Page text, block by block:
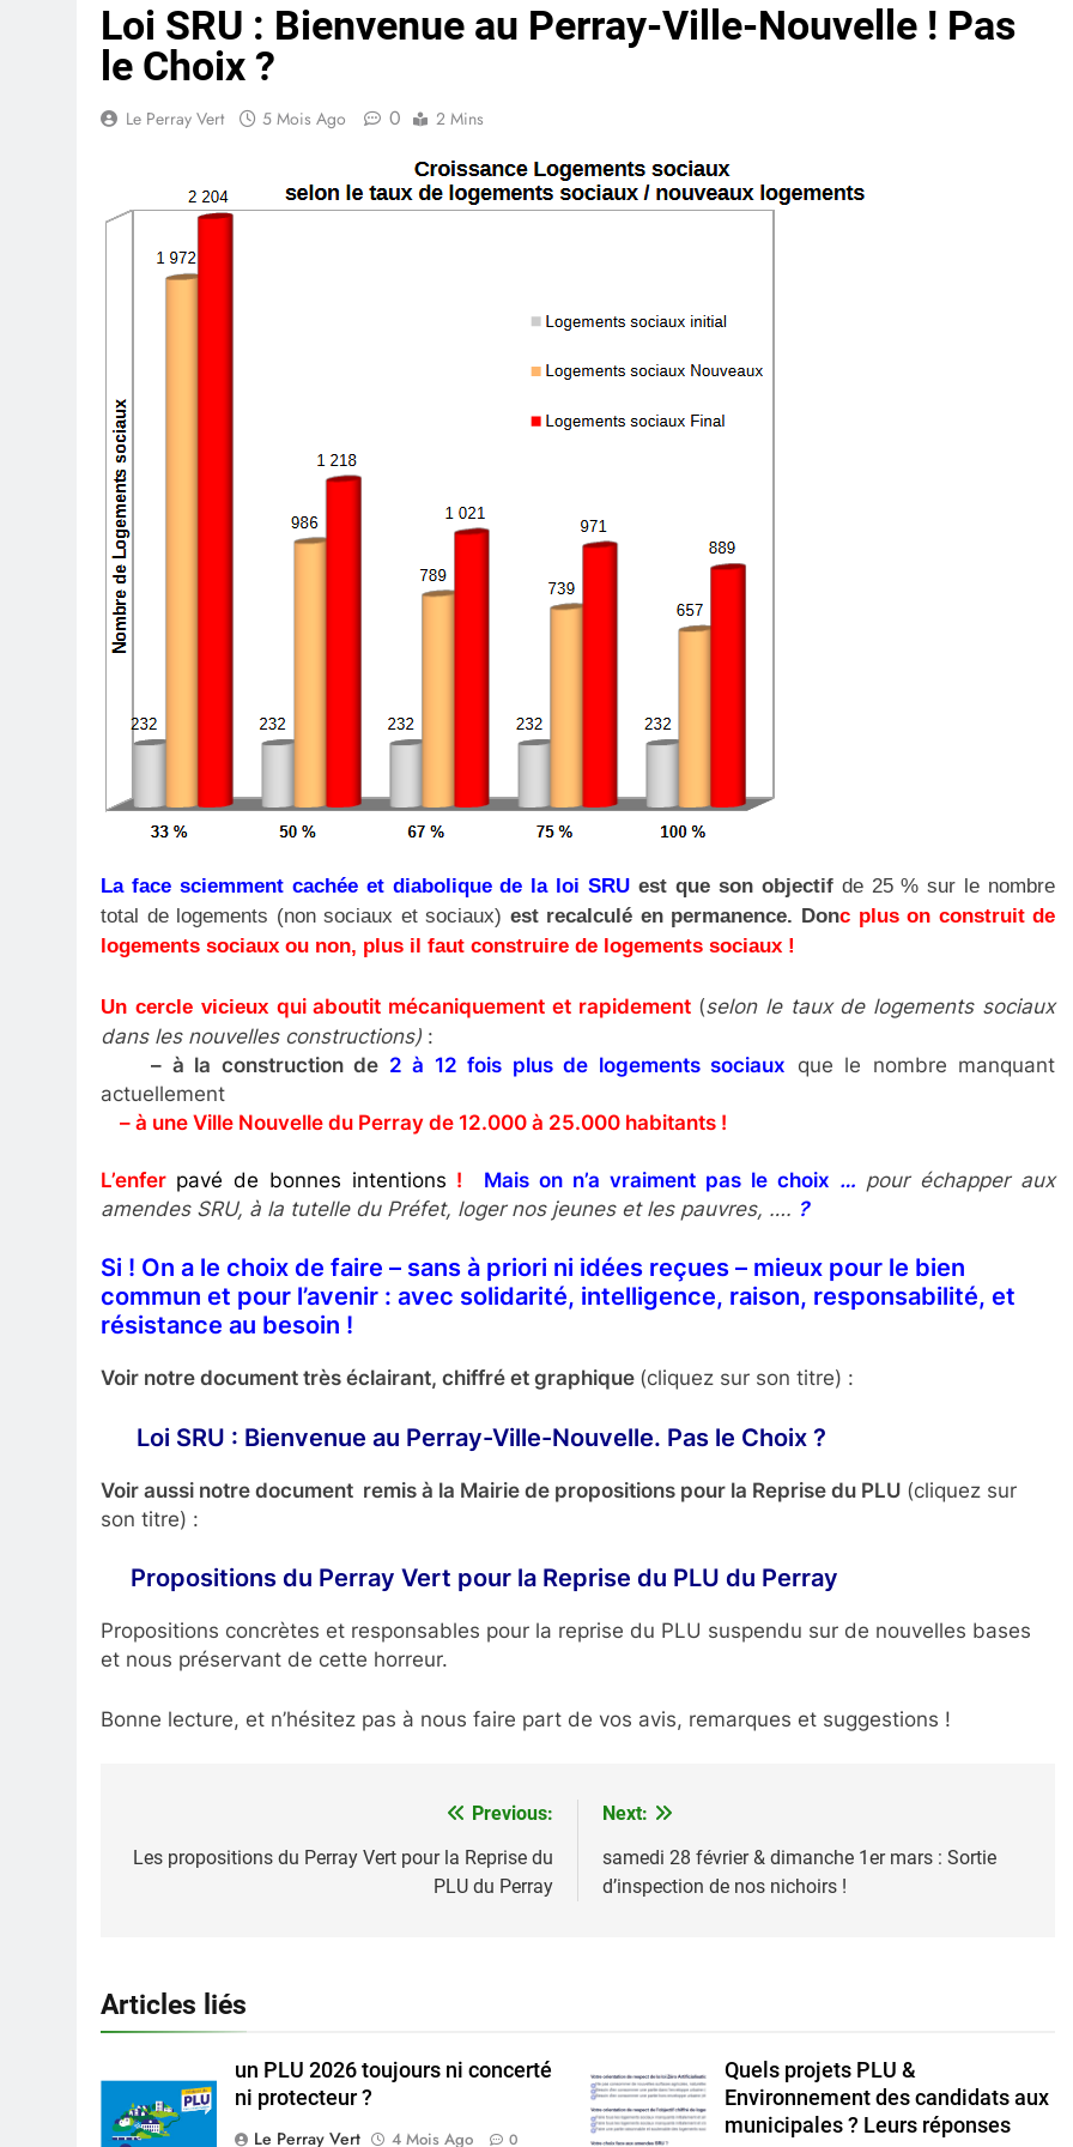
Loi SRU : Bienvenue au Perray-Ville-Nouvelle ! Pas
le Choix ?
Le Perray Vert 5 Mois Ago 0 2 Mins
La face sciemment cachée et diabolique de la loi SRU est que son objectif de 25 % sur le nombre
total de logements (non sociaux et sociaux) est recalculé en permanence. Donc plus on construit de
logements sociaux ou non, plus il faut construire de logements sociaux !
Un cercle vicieux qui aboutit mécaniquement et rapidement (selon le taux de logements sociaux
dans les nouvelles constructions) :
– à la construction de 2 à 12 fois plus de logements sociaux que le nombre manquant
actuellement
– à une Ville Nouvelle du Perray de 12.000 à 25.000 habitants !
L’enfer pavé de bonnes intentions ! Mais on n’a vraiment pas le choix … pour échapper aux
amendes SRU, à la tutelle du Préfet, loger nos jeunes et les pauvres, …. ?
Si ! On a le choix de faire – sans à priori ni idées reçues – mieux pour le bien
commun et pour l’avenir : avec solidarité, intelligence, raison, responsabilité, et
résistance au besoin !
Voir notre document très éclairant, chiffré et graphique (cliquez sur son titre) :
Loi SRU : Bienvenue au Perray-Ville-Nouvelle. Pas le Choix ?
Voir aussi notre document remis à la Mairie de propositions pour la Reprise du PLU (cliquez sur
son titre) :
Propositions du Perray Vert pour la Reprise du PLU du Perray
Propositions concrètes et responsables pour la reprise du PLU suspendu sur de nouvelles bases
et nous préservant de cette horreur.
Bonne lecture, et n’hésitez pas à nous faire part de vos avis, remarques et suggestions !
de
Previous:
Les propositions du Perray Vert pour la Reprise du
PLU du Perray
Next:
samedi 28 février & dimanche 1er mars : Sortie
d’inspection de nos nichoirs !
Articles liés
un PLU 2026 toujours ni concerté
ni protecteur ?
Le Perray Vert
4 Mois Ago 0
Quels projets PLU &
Environnement des candidats aux
municipales ? Leurs réponses